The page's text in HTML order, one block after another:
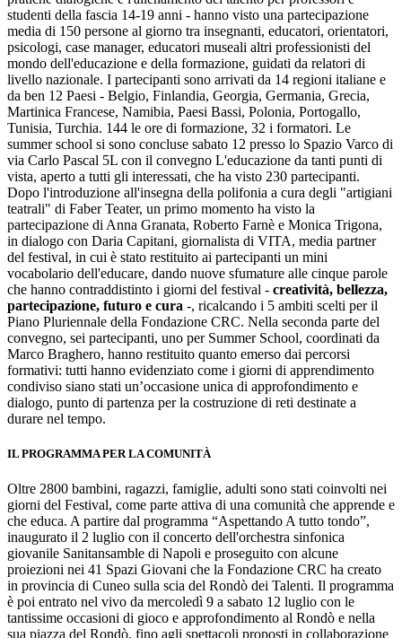
studenti della fascia 14-19 anni - hanno visto una partecipazione
media di 150 persone al giorno tra insegnanti, educatori, orientatori,
psicologi, case manager, educatori museali altri professionisti del
mondo dell'educazione e della formazione, guidati da relatori di
livello nazionale. I partecipanti sono arrivati da 14 regioni italiane e
da ben 12 Paesi - Belgio, Finlandia, Georgia, Germania, Grecia,
Martinica Francese, Namibia, Paesi Bassi, Polonia, Portogallo,
Tunisia, Turchia. 144 le ore di formazione, 32 i formatori. Le
summer school si sono concluse sabato 12 presso lo Spazio Varco di
via Carlo Pascal 5L con il convegno L'educazione da tanti punti di
vista, aperto a tutti gli interessati, che ha visto 230 partecipanti.
Dopo l'introduzione all'insegna della polifonia a cura degli "artigiani
teatrali" di Faber Teater, un primo momento ha visto la
partecipazione di Anna Granata, Roberto Farnè e Monica Trigona,
in dialogo con Daria Capitani, giornalista di VITA, media partner
del festival, in cui è stato restituito ai partecipanti un mini
vocabolario dell'educare, dando nuove sfumature alle cinque parole
che hanno contraddistinto i giorni del festival - creatività, bellezza,
partecipazione, futuro e cura -, ricalcando i 5 ambiti scelti per il
Piano Pluriennale della Fondazione CRC. Nella seconda parte del
convegno, sei partecipanti, uno per Summer School, coordinati da
Marco Braghero, hanno restituito quanto emerso dai percorsi
formativi: tutti hanno evidenziato come i giorni di apprendimento
condiviso siano stati un’occasione unica di approfondimento e
dialogo, punto di partenza per la costruzione di reti destinate a
durare nel tempo.
IL PROGRAMMA PER LA COMUNITÀ
Oltre 2800 bambini, ragazzi, famiglie, adulti sono stati coinvolti nei
giorni del Festival, come parte attiva di una comunità che apprende e
che educa. A partire dal programma “Aspettando A tutto tondo”,
inaugurato il 2 luglio con il concerto dell'orchestra sinfonica
giovanile Sanitansamble di Napoli e proseguito con alcune
proiezioni nei 41 Spazi Giovani che la Fondazione CRC ha creato
in provincia di Cuneo sulla scia del Rondò dei Talenti. Il programma
è poi entrato nel vivo da mercoledì 9 a sabato 12 luglio con le
tantissime occasioni di gioco e approfondimento al Rondò e nella
sua piazza del Rondò, fino agli spettacoli proposti in collaborazione